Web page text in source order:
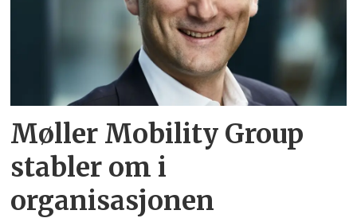
Møller Mobility Group
stabler om i
organisasjonen